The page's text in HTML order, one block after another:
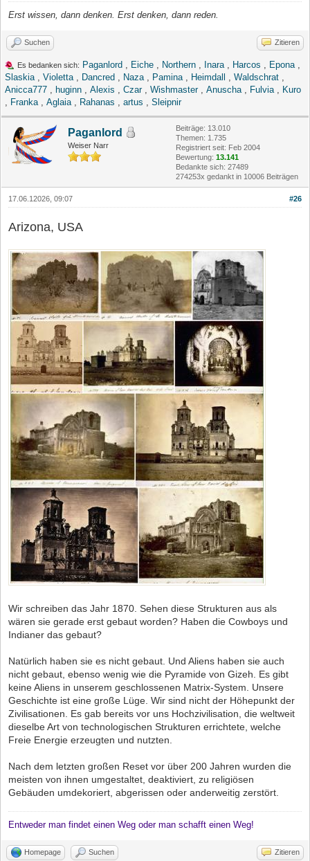
Erst wissen, dann denken. Erst denken, dann reden.
Suchen Zitieren
Es bedanken sich: Paganlord Eiche Northern Inara Harcos Epona
Slaskia
Violetta Dancred Naza Pamina Heimdall Waldschrat
Anicca777
huginn Alexis Czar, Wishmaster, Anuscha Fulvia
Kuro
Franka Aglaia Rahanas artus Sleipnir
Paganlord
Weiser Narr
Beiträge: 13.010
Themen: 1.735
Registriert seit: Feb 2004
Bewertung: 13.141
Bedankte sich: 27489
274253x gedankt in 10006 Beiträgen
#26
17.06.12026, 09:07
Arizona, USA
Wir schreiben das Jahr 1870. Sehen diese Strukturen aus als
wären sie gerade erst gebaut worden? Haben die Cowboys und
Indianer das gebaut?
Natürlich haben sie es nicht gebaut. Und Aliens haben sie auch
nicht gebaut, ebenso wenig wie die Pyramide von Gizeh. Es gibt
keine Aliens in unserem geschlossenen Matrix-System. Unsere
Geschichte ist eine große Lüge. Wir sind nicht der Höhepunkt der
Zivilisationen. Es gab bereits vor uns Hochzivilisation, die weltweit
dieselbe Art von technologischen Strukturen errichtete, welche
Freie Energie erzeugten und nutzten.
Nach dem letzten großen Reset vor über 200 Jahren wurden die
meisten von ihnen umgestaltet, deaktiviert, zu religiösen
Gebäuden umdekoriert, abgerissen oder anderweitig zerstört.
Entweder man findet einen Weg oder man schafft einen Weg!
Homepage Suchen Zitieren